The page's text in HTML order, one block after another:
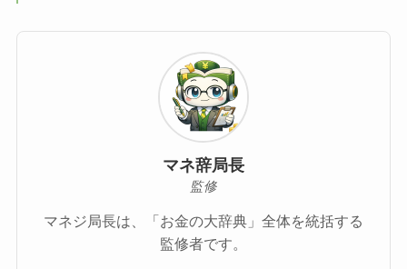
マネ辞局長
監修
マネジ局長は、「お金の大辞典」全体を統括する
監修者です。